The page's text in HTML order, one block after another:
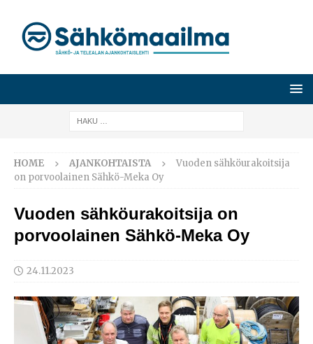
HOME AJANKOHTAISTA
Vuoden sähköurakoitsija
on porvoolainen Sähkö-Meka Oy
Vuoden sähköurakoitsija on
porvoolainen Sähkö-Meka Oy
24.11.2023